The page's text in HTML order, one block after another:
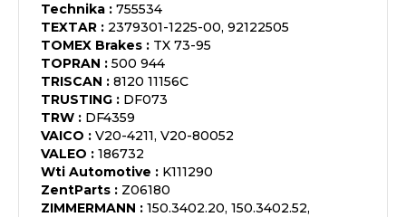
Technika : 755534
TEXTAR : 2379301-1225-00, 92122505
TOMEX Brakes : TX 73-95
TOPRAN : 500 944
TRISCAN : 8120 11156C
TRUSTING : DF073
TRW : DF4359
VAICO : V20-4211, V20-80052
VALEO : 186732
Wti Automotive : K111290
ZentParts : Z06180
ZIMMERMANN : 150.3402.20, 150.3402.52,